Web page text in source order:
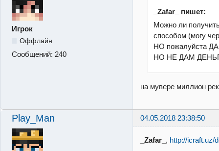
Игрок
Оффлайн
Сообщений: 240
_Zafar_ пишет:
Можно ли
способом (могу
НО пожалуйста
НО НЕ ДАМ
на мувере миллион
Play_Man 04.05.2018 23:38:50
_Zafar_ , http://icraft.uz/